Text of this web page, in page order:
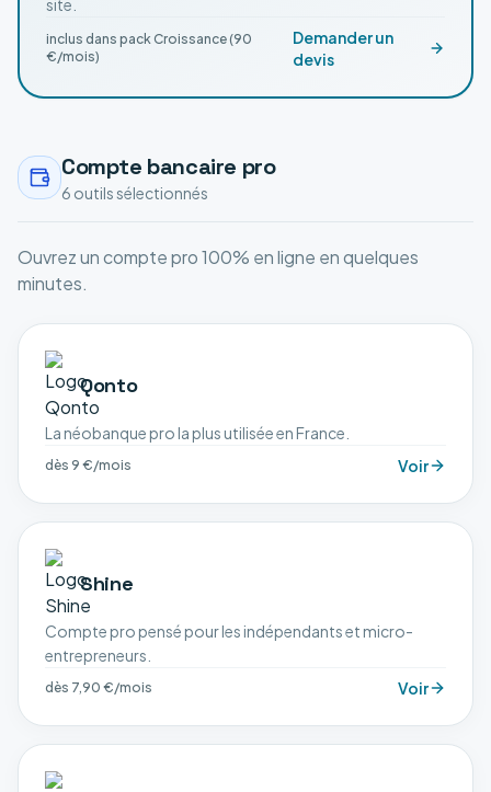
site.
inclus dans pack Croissance (90
€/mois)
Demander un
devis
Compte bancaire pro
6 outilssélectionnés
Ouvrez un compte pro 100% en ligne en quelques
minutes.
Qonto
La néobanque pro la plus utilisée en France.
dès 9 €/mois Voir
Shine
Compte pro pensé pour les indépendants et micro-
entrepreneurs.
dès 7,90 €/mois Voir